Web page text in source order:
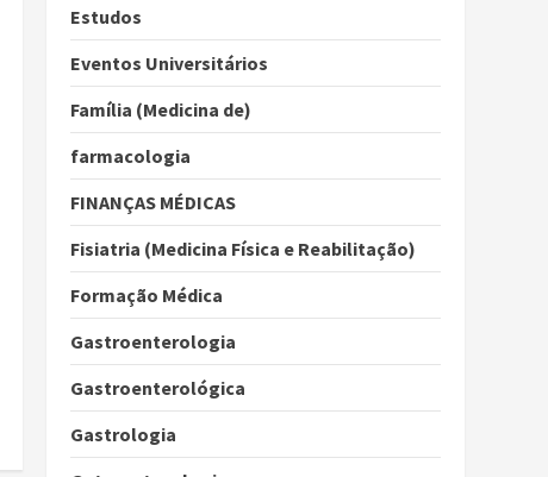
Estudos
Eventos Universitários
Família (Medicina de)
farmacologia
FINANÇAS MÉDICAS
Fisiatria (Medicina Física e Reabilitação)
Formação Médica
Gastroenterologia
Gastroenterológica
Gastrologia